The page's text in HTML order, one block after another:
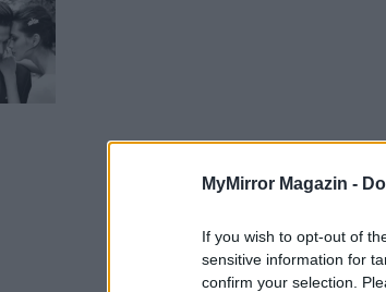
MyMirror Magazin -
If you wish to opt-out of
sensitive information for
confirm your selection.